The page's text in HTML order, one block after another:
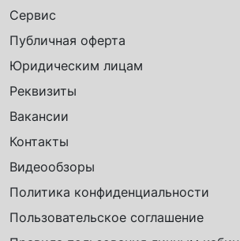
Сервис
Публичная оферта
Юридическим лицам
Реквизиты
Вакансии
Контакты
Видеообзоры
Политика конфиденциальности
Пользовательское соглашение